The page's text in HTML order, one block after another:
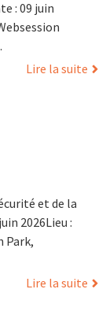
: 09 juin
Lire la suite
et de la
2026Lieu :
Park,
Lire la suite